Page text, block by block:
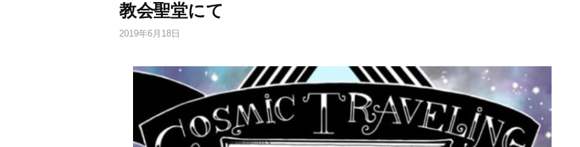
教会聖堂にて
2019年6月18日